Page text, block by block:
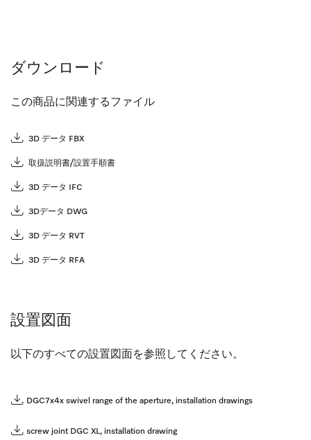
ダウンロード
この商品に関連するファイル
3D データ FBX
取扱説明書/設置手順書
3D データ IFC
3Dデータ DWG
3D データ RVT
3D データ RFA
設置図面
以下のすべての設置図面を参照してください。
DGC7x4x swivel range of the aperture, installation drawings
screw joint DGC XL, installation drawing